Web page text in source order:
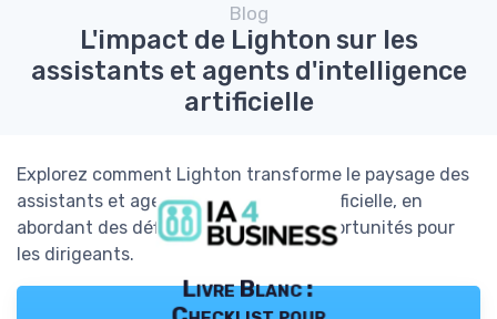
Blog
L'impact de Lighton sur les
assistants et agents d'intelligence
artificielle
Explorez comment Lighton transforme le paysage des
assistants et agents d'intelligence artificielle, en
abordant des défis uniques et des opportunités pour
les dirigeants.
Livre Blanc :